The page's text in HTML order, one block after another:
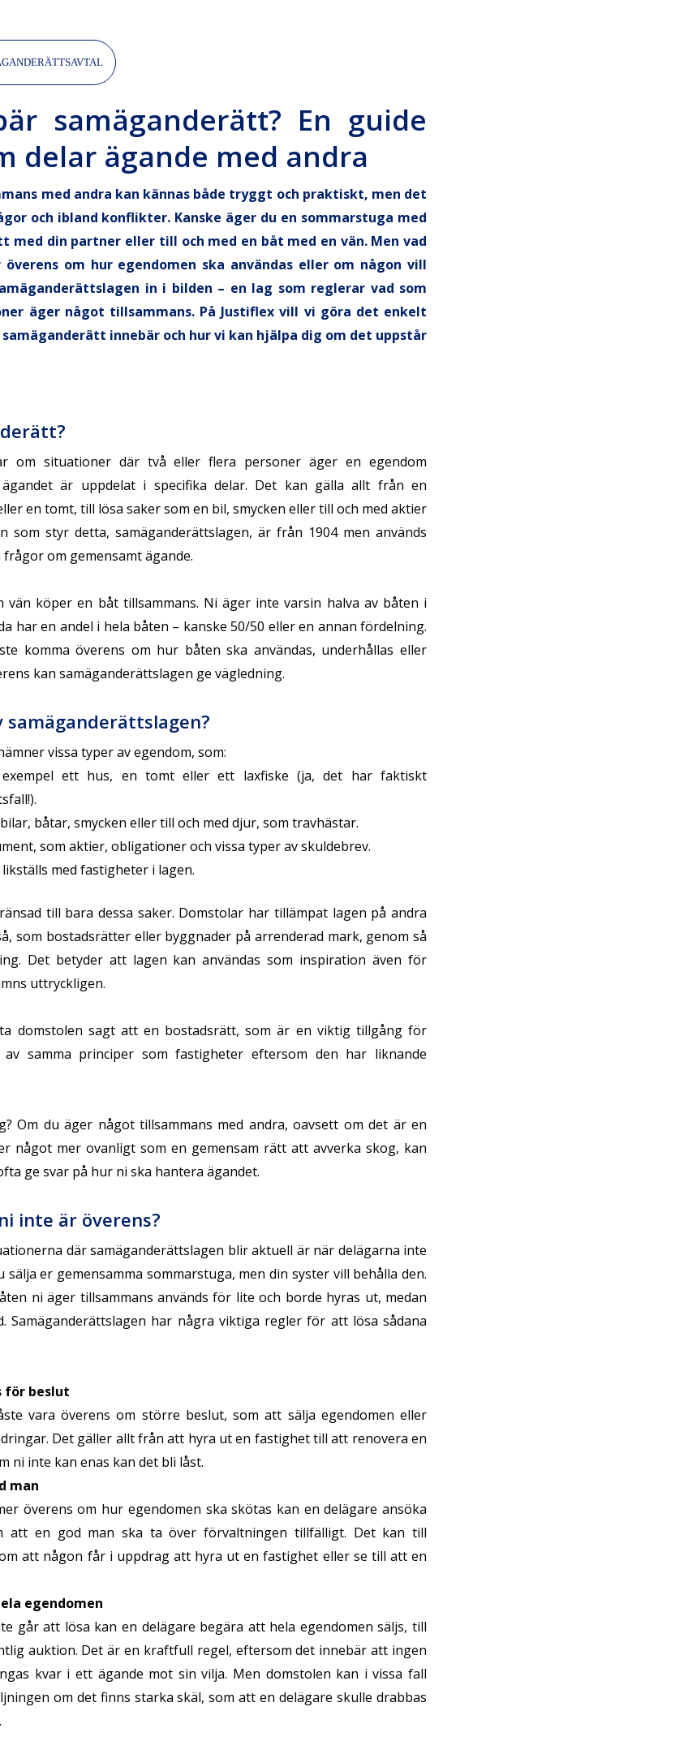
samäganderätt? En guide
delar ägande med andra
med andra kan kännas både tryggt och praktiskt, men det
och ibland konflikter. Kanske äger du en sommarstuga med
med din partner eller till och med en båt med en vän. Men vad
om hur egendomen ska användas eller om någon vill
in i bilden – en lag som reglerar vad som
äger något tillsammans. På Justiflex vill vi göra det enkelt
innebär och hur vi kan hjälpa dig om det uppstår
om situationer där två eller flera personer äger en egendom
är uppdelat i specifika delar. Det kan gälla allt från en
en tomt, till lösa saker som en bil, smycken eller till och med aktier
som styr detta, samäganderättslagen, är från 1904 men används
om gemensamt ägande.
vän köper en båt tillsammans. Ni äger inte varsin halva av båten i
har en andel i hela båten – kanske 50/50 eller en annan fördelning.
komma överens om hur båten ska användas, underhållas eller
kan samäganderättslagen ge vägledning.
vissa typer av egendom, som:
ett hus, en tomt eller ett laxfiske (ja, det har faktiskt
båtar, smycken eller till och med djur, som travhästar.
, som aktier, obligationer och vissa typer av skuldebrev.
likställs med fastigheter i lagen.
till bara dessa saker. Domstolar har tillämpat lagen på andra
som bostadsrätter eller byggnader på arrenderad mark, genom så
Det betyder att lagen kan användas som inspiration även för
uttryckligen.
domstolen sagt att en bostadsrätt, som är en viktig tillgång för
samma principer som fastigheter eftersom den har liknande
Om du äger något tillsammans med andra, oavsett om det är en
något mer ovanligt som en gemensam rätt att avverka skog, kan
ge svar på hur ni ska hantera ägandet.
inte är överens?
där samäganderättslagen blir aktuell är när delägarna inte
sälja er gemensamma sommarstuga, men din syster vill behålla den.
ni äger tillsammans används för lite och borde hyras ut, medan
Samäganderättslagen har några viktiga regler för att lösa sådana
för beslut
vara överens om större beslut, som att sälja egendomen eller
Det gäller allt från att hyra ut en fastighet till att renovera en
ni inte kan enas kan det bli låst.
man
överens om hur egendomen ska skötas kan en delägare ansöka
att en god man ska ta över förvaltningen tillfälligt. Det kan till
att någon får i uppdrag att hyra ut en fastighet eller se till att en
egendomen
går att lösa kan en delägare begära att hela egendomen säljs, till
auktion. Det är en kraftfull regel, eftersom det innebär att ingen
kvar i ett ägande mot sin vilja. Men domstolen kan i vissa fall
om det finns starka skäl, som att en delägare skulle drabbas